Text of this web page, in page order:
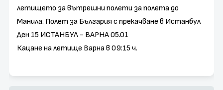
летището за вътрешни полети за полета до
Манила. Полет за България с прекачване в Истанбул
Ден 15 ИСТАНБУЛ - ВАРНА 05.01
Кацане на летище Варна в 09:15 ч.